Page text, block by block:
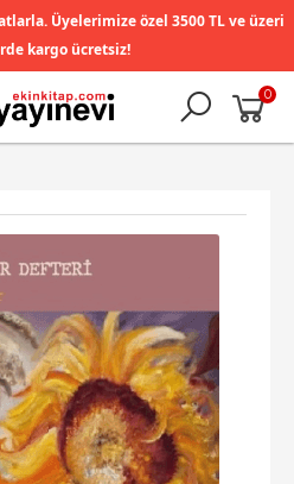
Üyelerimize özel 3500 TL ve üzeri
kargo ücretsiz!
0